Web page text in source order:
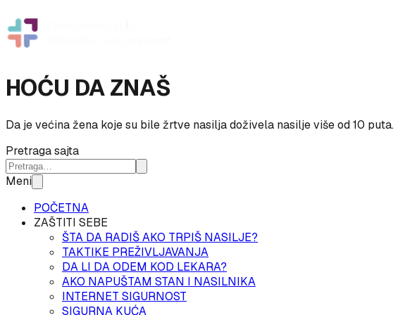
HOĆU DA ZNAŠ
Da je većina žena koje su bile žrtve nasilja doživela nasilje više od 10 puta.
Pretraga sajta
Meni
POČETNA
ZAŠTITI SEBE
ŠTA DA RADIŠ AKO TRPIŠ NASILJE?
TAKTIKE PREŽIVLJAVANJA
DA LI DA ODEM KOD LEKARA?
AKO NAPUŠTAM STAN I NASILNIKA
INTERNET SIGURNOST
SIGURNA KUĆA